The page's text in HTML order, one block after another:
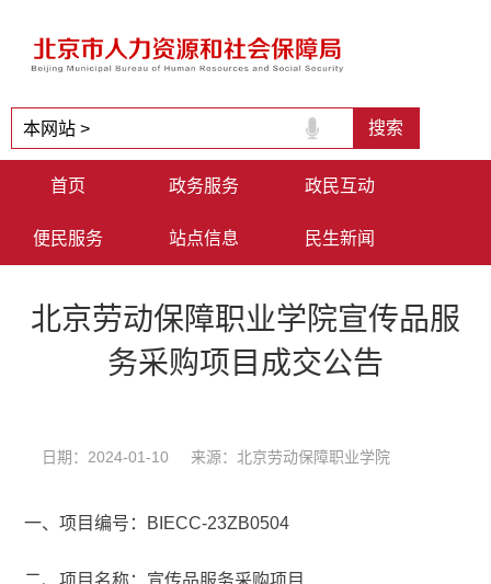
首页 政务服务 政民互动
便民服务 站点信息 民生新闻
北京劳动保障职业学院宣传品服
务采购项目成交公告
日期：2024-01-10 来源：北京劳动保障职业学院
一、项目编号：BIECC-23ZB0504